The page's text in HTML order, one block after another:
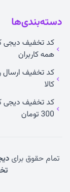
دسته‌بندی‌ها
کد تخفیف دیجی
همه کاربران
کد تخفیف ارسال
کالا
کد تخفیف دیجی
300 تومان
تمام حقوق برای